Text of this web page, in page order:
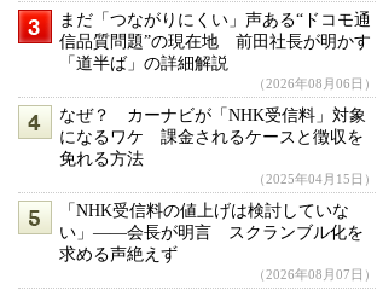
まだ「つながりにくい」声ある“ドコモ通
信品質問題”の現在地 前田社長が明かす
「道半ば」の詳細解説
（2026年08月06日）
なぜ？ カーナビが「NHK受信料」対象
になるワケ 課金されるケースと徴収を
免れる方法
（2025年04月15日）
「NHK受信料の値上げは検討していな
い」――会長が明言 スクランブル化を
求める声絶えず
（2026年08月07日）